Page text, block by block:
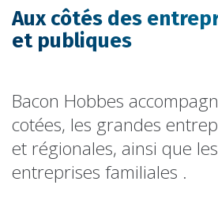
Aux côtés des
et publiques
Bacon Hobbes
cotées, les grandes
et régionales, ainsi que
entreprises familiales .